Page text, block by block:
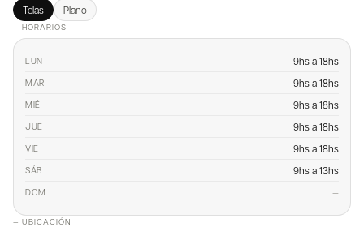
Telas Plano
— HORARIOS
LUN 9hs a 18hs
MAR 9hs a 18hs
MIÉ 9hs a 18hs
JUE 9hs a 18hs
VIE 9hs a 18hs
SÁB 9hs a 13hs
DOM —
— UBICACIÓN